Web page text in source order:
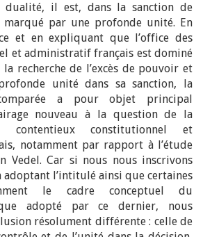
il est, dans la sanction de
marqué par une profonde unité. En
et en expliquant que l’office des
et administratif français est dominé
recherche de l’excès de pouvoir et
unité dans sa sanction, la
a pour objet principal
nouveau à la question de la
contentieux constitutionnel et
notamment par rapport à l’étude
Vedel. Car si nous nous inscrivons
adoptant l’intitulé ainsi que certaines
le cadre conceptuel du
adopté par ce dernier, nous
résolument différente : celle de